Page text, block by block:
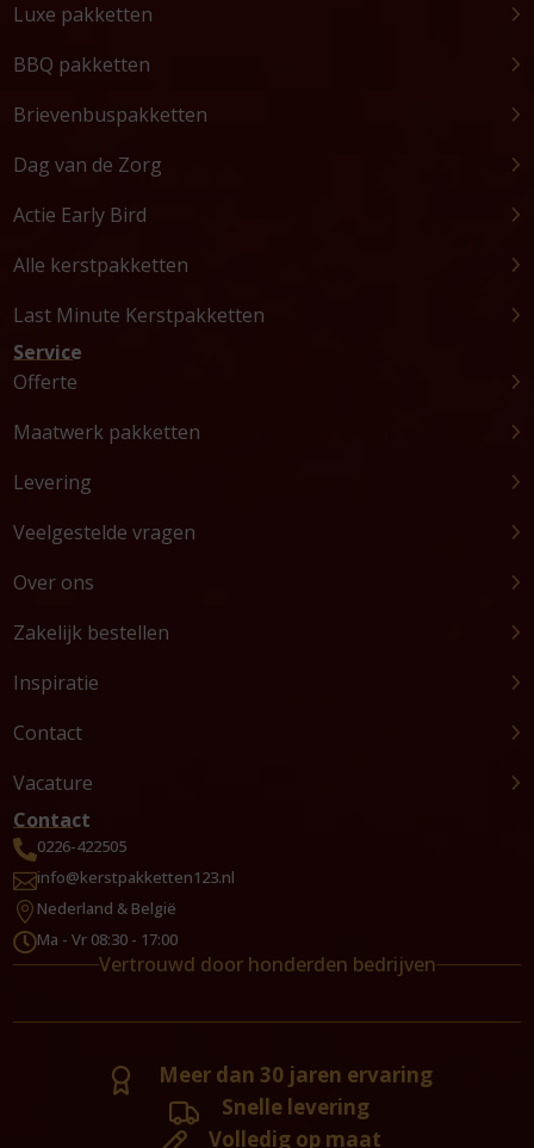
Luxe pakketten
BBQ pakketten
Brievenbuspakketten
Dag van de Zorg
Actie Early Bird
Alle kerstpakketten
Last Minute Kerstpakketten
Service
Offerte
Maatwerk pakketten
Levering
Veelgestelde vragen
Over ons
Zakelijk bestellen
Inspiratie
Contact
Vacature
Contact
0226-422505
info@kerstpakketten123.nl
 Nederland & België
Ma - Vr 08:30 - 17:00
Vertrouwd door honderden bedrijven
Meer dan 30 jaren ervaring
Snelle levering
Volledig op maat